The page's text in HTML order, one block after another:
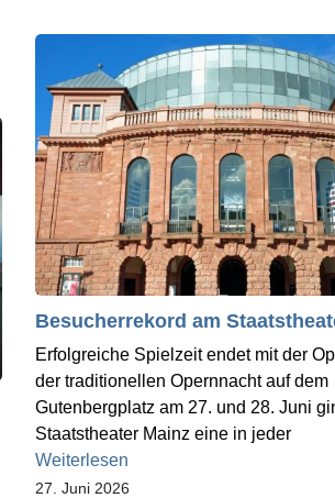
Besucherrekord am
Erfolgreiche Spielzeit endet mit der
der traditionellen Opernnacht auf dem
Gutenbergplatz am 27. und 28. Juni
Staatstheater Mainz eine in jeder
Weiterlesen
27. Juni 2026